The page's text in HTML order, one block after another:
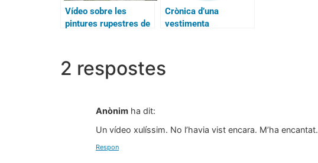
Vídeo sobre les
pintures rupestres de
Crònica d’una
vestimenta
2 respostes
Anònim ha dit:
Un vídeo xulíssim. No l’havia vist encara. M’ha encantat.
Respon